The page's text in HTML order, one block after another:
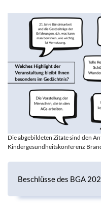
Die abgebildeten Zitate sind den
Kindergesundheitskonferenz
Beschlüsse des BGA